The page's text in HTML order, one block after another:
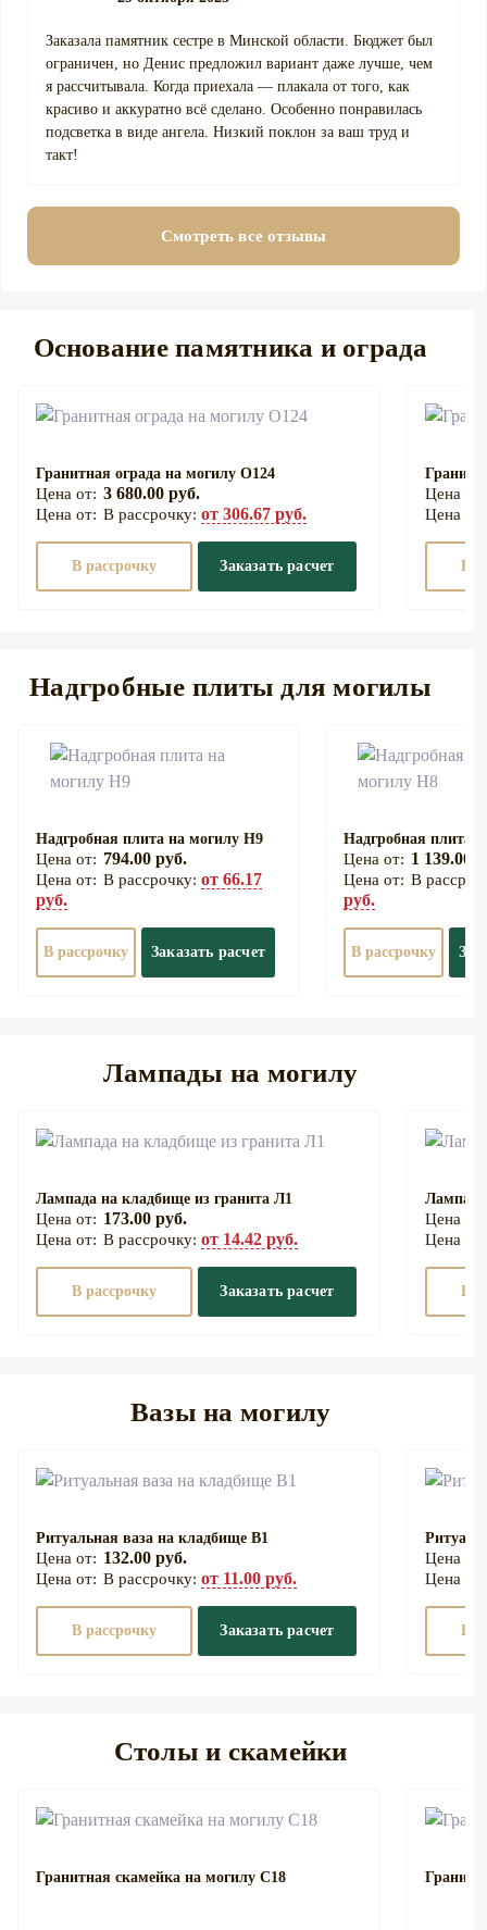
Заказала памятник сестре в Минской области. Бюджет был
ограничен, но Денис предложил вариант даже лучше, чем
я рассчитывала. Когда приехала — плакала от того, как
красиво и аккуратно всё сделано. Особенно понравилась
подсветка в виде ангела. Низкий поклон за ваш труд и
такт!
Смотреть все отзывы
Основание памятника и ограда
Гранитная ограда на могилу О124
3 680.00 руб.
В рассрочку: от 306.67 руб.
В рассрочку Заказать расчет В
Надгробные плиты для могилы
Надгробная плита на могилу Н9
794.00 руб.
В рассрочку: от 66.17
руб.
В рассрочку Заказать расчет
Надгробная плита
1 139.00
В
руб.
В рассрочку
Лампады на могилу
Лампада на кладбище из гранита Л1
173.00 руб.
В рассрочку: от 14.42 руб.
В рассрочку Заказать расчет В
Вазы на могилу
Ритуальная ваза на кладбище В1
132.00 руб.
В рассрочку: от 11.00 руб.
В рассрочку Заказать расчет В
Столы и скамейки
Гранитная скамейка на могилу С18